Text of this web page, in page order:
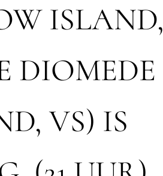
ISLAND,
DIOMEDE
VS) IS